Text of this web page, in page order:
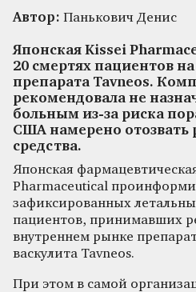
Автор: Панькович Денис
Японская Kissei
20 смертях пациентов
препарата Tavneos.
рекомендовала не
больным из-за риска
США намерено отозвать
средства.
Японская
Pharmaceutical
зафиксированных
пациентов, принимавших
внутреннем рынке
васкулита Tavneos.
При этом в самой